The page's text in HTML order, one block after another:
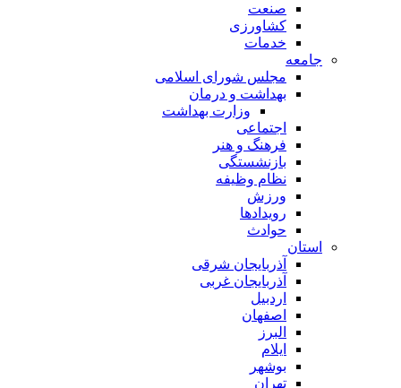
صنعت
کشاورزی
خدمات
جامعه
مجلس شورای اسلامی
بهداشت و درمان
وزارت بهداشت
اجتماعی
فرهنگ و هنر
بازنشستگی
نظام وظیفه
ورزش
رویدادها
حوادث
استان
آذربایجان شرقی
آذربایجان غربی
اردبیل
اصفهان
البرز
ایلام
بوشهر
تهران